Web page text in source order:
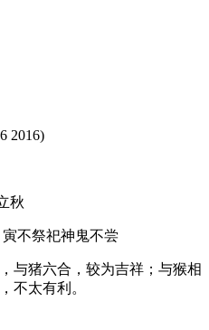
2016)
秋
不祭祀神鬼不尝
与猪六合，较为吉祥；与猴相
不太有利。